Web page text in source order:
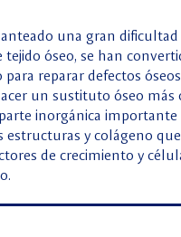
una gran
tejido óseo, se han
reparar defectos
un sustituto óseo
inorgánica importante
y colágeno
de crecimiento y